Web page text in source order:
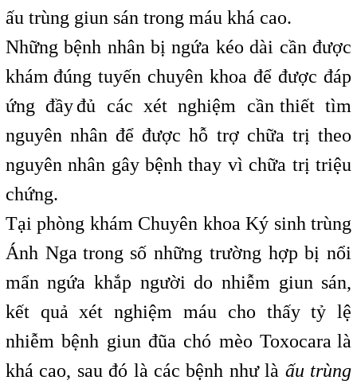
ấu trùng giun sán trong máu khá cao.
Những bệnh nhân bị ngứa kéo dài cần được
khám đúng tuyến chuyên khoa để được đáp
ứng đầy,đủ các xét nghiệm cần thiết tìm
nguyên nhân để được hỗ trợ chữa trị theo
nguyên nhân gây bệnh tthay vì chữa trị triệu
chứng.
Tại phòng khám Chuyên khoa Ký sinh trùng
Ánh Nga trong số những trường hợp bị nổi
mẩn ngứa khắp người do nhiễm giun sán,
kết quả xét nghiệm máu cho thấy tỷ lệ
nhiễm bệnh giun đũa chó mèo Toxocara llà
khá cao, sau đó là các bệnh như là ấu trùng